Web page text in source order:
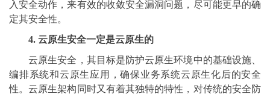
入安全动作，来有效的收敛安全漏洞问题，尽可能更早的确
定其安全性。
4. 云原生安全一定是云原生的
云原生安全，其目标是防护云原生环境中的基础设施、
编排系统和云原生应用，确保业务系统云原生化后的安全
性。云原生架构同时又有着其独特的特性，对传统的安全防